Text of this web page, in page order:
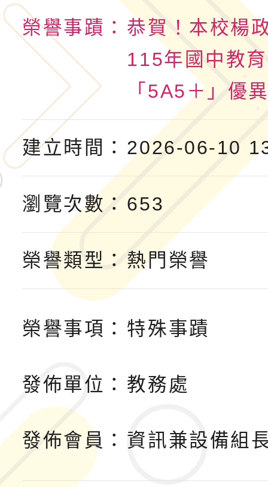
桃「我的減碳存摺2.0
案，詳如說明，請參閱
2026年新北亞洲盃暨
鐵人三項錦標賽
桃園市115學年度學生
「2026年『王牌愛／
運動系列徵選頒獎典禮
成果展」
2026城鎮韌性防空演習
桃園市大溪自造教育及
年八月份教師研習
國立成功大學辦理「台
融平台-教案暨教學示
115學年度「學習扶助
計畫子計畫十一-2：國
小時認證研習計畫」
115年度「教育部表揚
義教育推展貢獻獎」實
榮譽事蹟： 恭賀！本校楊
115年國中教
「5A5＋」優
建立時間： 2026-06-10
瀏覽次數： 653
榮譽類型： 熱門榮譽
榮譽事項： 特殊事蹟
發佈單位： 教務處
發佈會員： 資訊兼設備組